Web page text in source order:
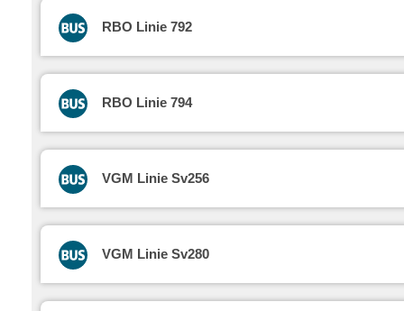
RBO Linie 792
RBO Linie 794
VGM Linie Sv256
VGM Linie Sv280